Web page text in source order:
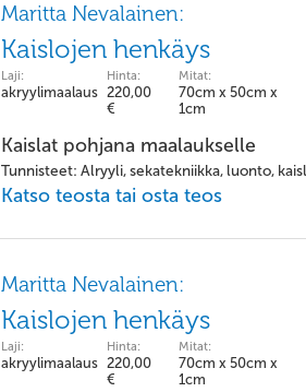
Maritta Nevalainen:
Kaislojen henkäys
Laji:
akryylimaalaus
Hinta:
220,00
€
Mitat:
70cm x 50cm x
1cm
Kaislat pohjana maalaukselle
Tunnisteet: Alryyli, sekatekniikka, luonto,
Katso teosta tai osta teos
Maritta Nevalainen:
Kaislojen henkäys
Laji:
akryylimaalaus
Hinta:
220,00
€
Mitat:
70cm x 50cm x
1cm